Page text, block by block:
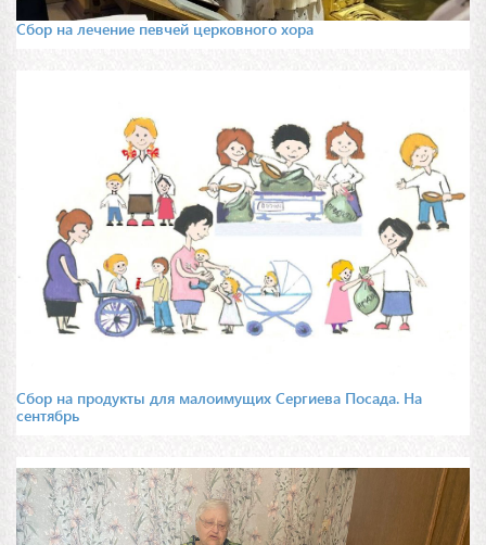
Сбор на лечение певчей церковного хора
Сбор на продукты для малоимущих Сергиева Посада. На
сентябрь